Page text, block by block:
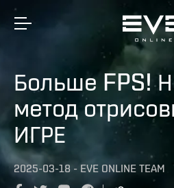
Больше FPS!
метод
ИГРЕ
2025-03-18 - EVE ONLINE TEAM